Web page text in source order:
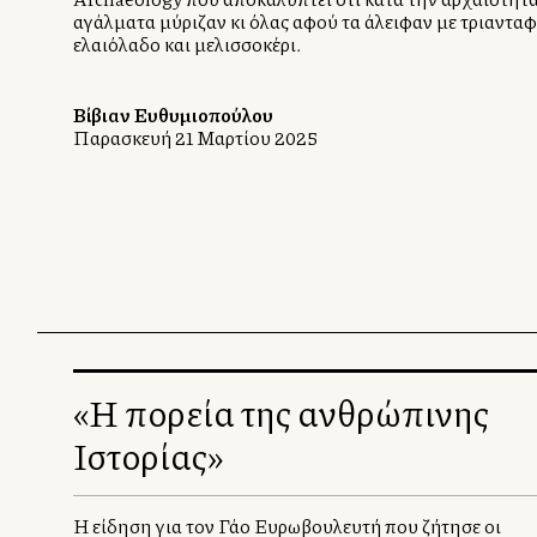
αγάλματα μύριζαν κι όλας αφού τα άλειφαν με
ελαιόλαδο και μελισσοκέρι.
Βίβιαν Ευθυμιοπούλου
Παρασκευή 21 Μαρτίου 2025
«Η πορεία της ανθρώπινης
Ιστορίας»
Η είδηση για τον Γάλλο Ευρωβουλευτή που ζήτησε οι